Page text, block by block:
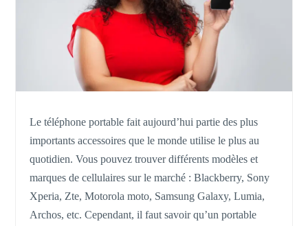
Le téléphone portable fait aujourd’hui partie des plus
importants accessoires que le monde utilise le plus au
quotidien. Vous pouvez trouver différents modèles et
marques de cellulaires sur le marché : Blackberry, Sony
Xperia, Zte, Motorola moto, Samsung Galaxy, Lumia,
Archos, etc. Cependant, il faut savoir qu’un portable